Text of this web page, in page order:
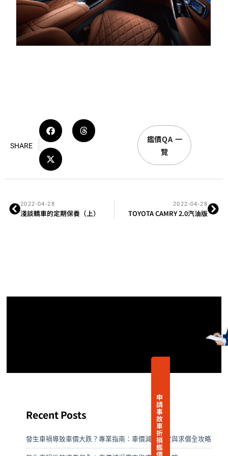
申
請
事
故
車
折
損
鑑
價
SHARE
鑑價QA 一
覽
2022-04-28
淺談轎車的定期保養（上）
2022-04-28
TOYOTA CAMRY 2.0汽油版
Recent Posts
發生車禍導致車價大跌？專業指南：車價減損鑑定與求償全攻略